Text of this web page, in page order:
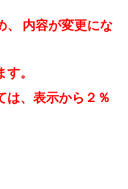
内容が変更にな
。
は、表示から２％